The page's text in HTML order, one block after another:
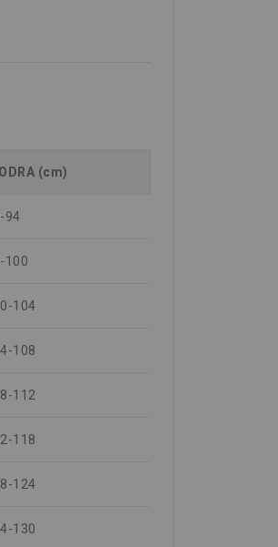
(cm)
94
100
104
108
112
118
124
130